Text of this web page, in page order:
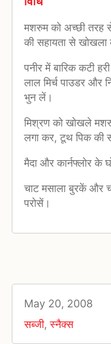
मशरुम को अच्छी तरह
की सहायता से
पनीर में बारिक कटी
लाल मिर्च पाउडर और
भुन लें।
मिश्रण को खोखले
लगा कर, टूथ पिक की
मैदा और कार्नफ्लोर के
चाट मसाला बुरकें और
परोसें।
May 20, 2008
सब्जी,स्नैक्स